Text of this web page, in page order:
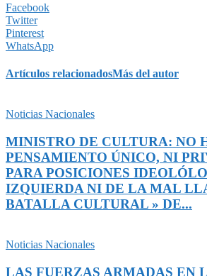
Facebook
Twitter
Pinterest
WhatsApp
Artículos relacionadosMás del autor
Noticias Nacionales
MINISTRO DE CULTURA: NO
PENSAMIENTO ÚNICO, NI
PARA POSICIONES
IZQUIERDA NI DE LA MAL
BATALLA CULTURAL » DE...
Noticias Nacionales
LAS FUERZAS ARMADAS EN